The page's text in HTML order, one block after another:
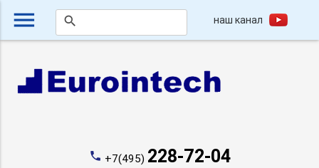
menu search наш канал
phone +7(495) 228-72-04